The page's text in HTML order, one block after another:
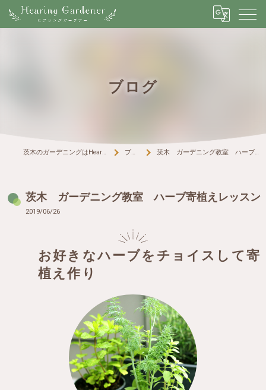
ブログ
茨木のガーデニングはHearing Gardener ブログ 茨木 ガーデニング教室 ハーブ寄植えレッスン
茨木 ガーデニング教室 ハーブ寄植えレッスン
2019/06/26
お好きなハーブをチョイスして寄
植え作り